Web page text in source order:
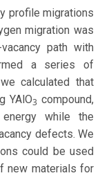
profile migrations
migration was
path with
a series of
calculated that
YAlO3 compound,
while the
defects. We
could be used
new materials for